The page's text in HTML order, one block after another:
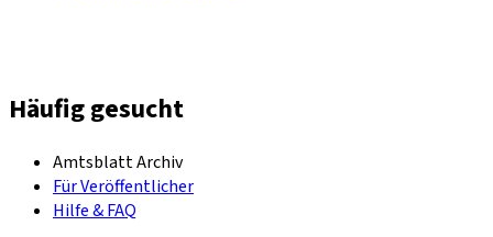
Häufig gesucht
Amtsblatt Archiv
Für Veröffentlicher
Hilfe & FAQ